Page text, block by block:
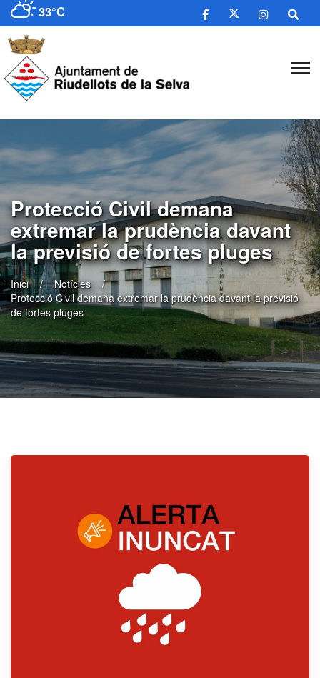
33°C
Protecció Civil demana
extremar la prudència davant
la previsió de fortes pluges
Inici
Notícies
Protecció Civil demana extremar la prudència davant la previsió
de fortes pluges